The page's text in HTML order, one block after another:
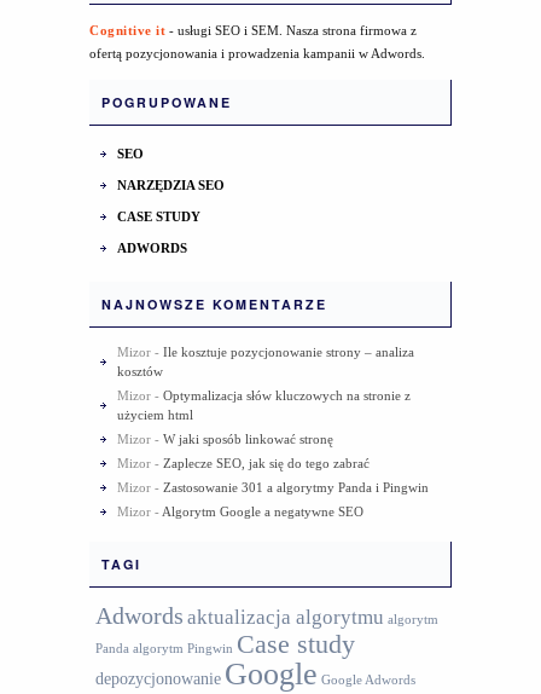
Cognitive it - usługi SEO i SEM. Nasza strona firmowa z
ofertą pozycjonowania i prowadzenia kampanii w Adwords.
POGRUPOWANE
SEO
NARZĘDZIA SEO
CASE STUDY
ADWORDS
NAJNOWSZE KOMENTARZE
Mizor - Ile kosztuje pozycjonowanie strony – analiza
kosztów
Mizor - Optymalizacja słów kluczowych na stronie z
użyciem html
Mizor - W jaki sposób linkować stronę
Mizor - Zaplecze SEO, jak się do tego zabrać
Mizor - Zastosowanie 301 a algorytmy Panda i Pingwin
Mizor - Algorytm Google a negatywne SEO
TAGI
Adwords aktualizacja algorytmu algorytm
Panda algorytm Pingwin Case study
depozycjonowanie Google Google Adwords